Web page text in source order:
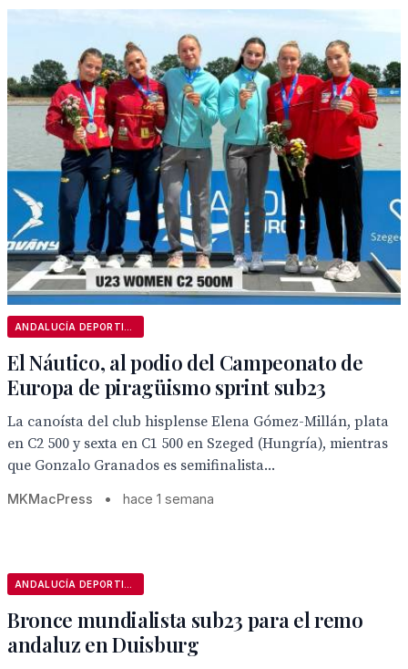
El Náutico, al podio del Campeonato de
Europa de piragüismo sprint sub23
La canoísta del club hisplense Elena Gómez-Millán, plata
en C2 500 y sexta en C1 500 en Szeged (Hungría), mientras
que Gonzalo Granados es semifinalista...
MKMacPress • hace 1 semana
Bronce mundialista sub23 para el remo
andaluz en Duisburg